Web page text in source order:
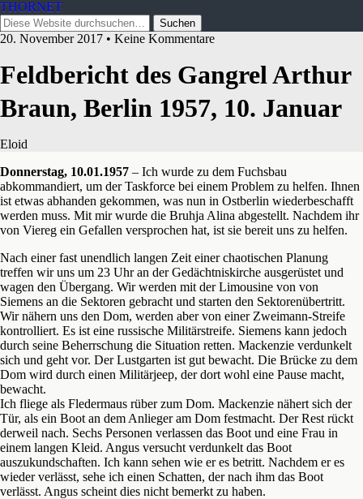
THORNET
20. November 2017 • Keine Kommentare
Feldbericht des Gangrel Arthur
Braun, Berlin 1957, 10. Januar
Eloid
Donnerstag, 10.01.1957 – Ich wurde zu dem Fuchsbau
abkommandiert, um der Taskforce bei einem Problem zu helfen. Ihnen
ist etwas abhanden gekommen, was nun in Ostberlin wiederbeschafft
werden muss. Mit mir wurde die Bruhja Alina abgestellt. Nachdem ihr
von Viereg ein Gefallen versprochen hat, ist sie bereit uns zu helfen.
Nach einer fast unendlich langen Zeit einer chaotischen Planung
treffen wir uns um 23 Uhr an der Gedächtniskirche ausgerüstet und
wagen den Übergang. Wir werden mit der Limousine von von
Siemens an die Sektoren gebracht und starten den Sektorenübertritt.
Wir nähern uns den Dom, werden aber von einer Zweimann-Streife
kontrolliert. Es ist eine russische Militärstreife. Siemens kann jedoch
durch seine Beherrschung die Situation retten. Mackenzie verdunkelt
sich und geht vor. Der Lustgarten ist gut bewacht. Die Brücke zu dem
Dom wird durch einen Militärjeep, der dort wohl eine Pause macht,
bewacht.
Ich fliege als Fledermaus rüber zum Dom. Mackenzie nähert sich der
Tür, als ein Boot an dem Anlieger am Dom festmacht. Der Rest rückt
derweil nach. Sechs Personen verlassen das Boot und eine Frau in
einem langen Kleid. Angus versucht verdunkelt das Boot
auszukundschaften. Ich kann sehen wie er es betritt. Nachdem er es
wieder verlässt, sehe ich einen Schatten, der nach ihm das Boot
verlässt. Angus scheint dies nicht bemerkt zu haben.